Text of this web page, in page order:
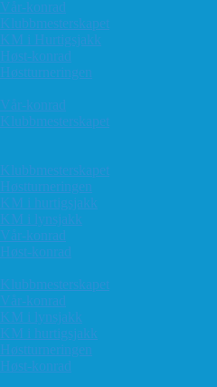
Vår-konrad
Klubbmesterskapet
KM i Hurtigsjakk
Høst-konrad
Høstturneringen
Vår-konrad
Klubbmesterskapet
Klubbmesterskapet
Høstturneringen
KM i hurtigsjakk
KM i lynsjakk
Vår-konrad
Høst-konrad
Klubbmesterskapet
Vår-konrad
KM i lynsjakk
KM i hurtigsjakk
Høstturneringen
Høst-konrad